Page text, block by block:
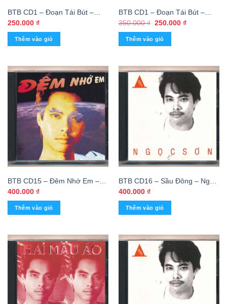
BTB CD1 – Đoạn Tái Bút –
Thái Châu (Phôi Số Lớn)
KGTUS
250.000 ₫
Thêm vào giỏ
BTB CD1 – Đoạn Tái Bút –
Thái Châu (MFJ, Trầy) KGTUS
350.000₫ Giá
là:
350.000 ₫.
250.000 ₫Giá
Thêm vào giỏ
BTB CD15 – Đêm Nhớ Em –
Ngọc Sơn (Phôi Số) KGDH
400.000 ₫
Thêm vào giỏ
BTB CD16 – Sầu Đông – Ngọc
Sơn (Phôi Số) KGDH
400.000 ₫
Thêm vào giỏ